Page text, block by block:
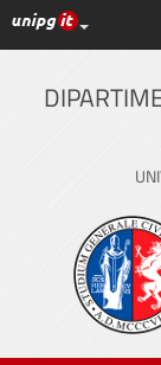
Vai
al
contenuto
principale
Link ai